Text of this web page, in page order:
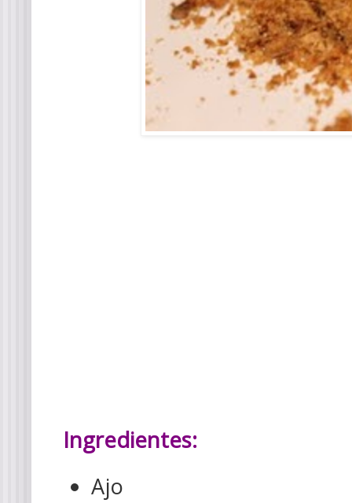
Ingredientes:
Ajo